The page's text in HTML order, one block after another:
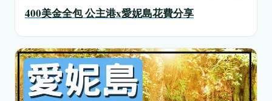
400美金全包 公主港x愛妮島花費分享